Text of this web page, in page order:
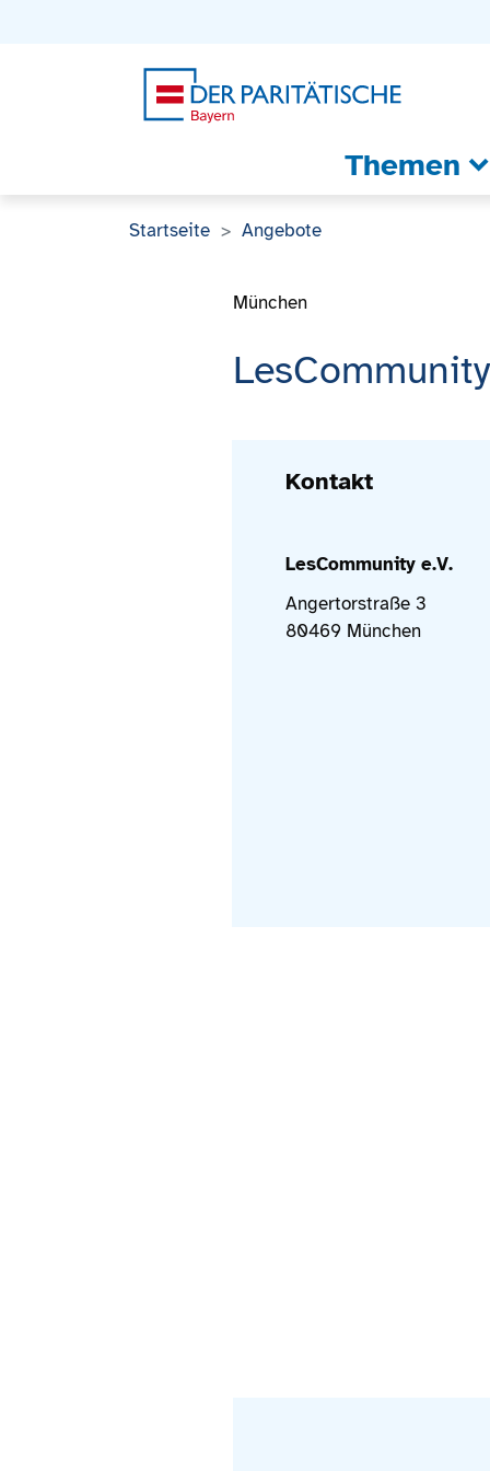
Themen
Startseite Angebote
München
Kontakt
LesCommunity e.V.
Angertorstraße 3
80469 München